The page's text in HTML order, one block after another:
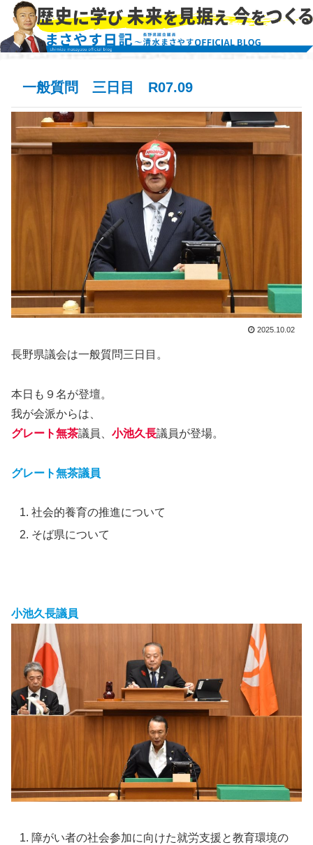
一般質問 三日目 R07.09
2025.10.02
長野県議会は一般質問三日目。
本日も９名が登壇。
我が会派からは、
グレート無茶議員、 小池久長議員が登場。
グレート無茶議員
社会的養育の推進について
そば県について
小池久長議員
障がい者の社会参加に向けた就労支援と教育環境の